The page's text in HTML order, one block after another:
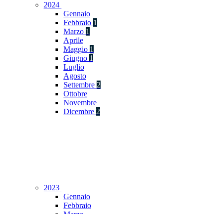
2024
Gennaio
Febbraio 1
Marzo 1
Aprile
Maggio 1
Giugno 1
Luglio
Agosto
Settembre 2
Ottobre
Novembre
Dicembre 2
2023
Gennaio
Febbraio